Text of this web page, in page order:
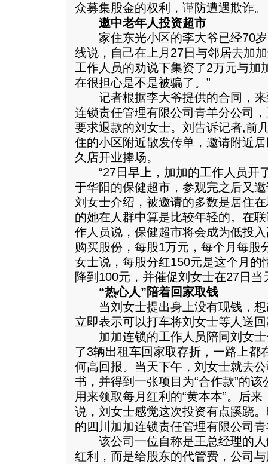
众募集股金的权利，谨防遭遇欺诈。
邀中老年人投资超市
家住东光小区的李大爷已经70岁
线说，自己在上月27日与邻居去加
工作人员的劝说下集资了2万元与加
在很担心是不是被骗了。”
记者根据李大爷提供的合同，来
连锁责任管理有限公司青羊分公司
要求退款的刘女士。刘告诉记者,前
住的小区附近散发传单，邀请附近
久店开业捧场。
“27日早上，加加的工作人员开
于华阳的保健超市，参观完之后又
刘女士介绍，被邀请的多数是居住
的她在人群中算是比较年轻的。在
作人员说，保健超市将会成为低投
购买股份，每股1万元，每个月每股
女士说，每股分红150元是这个月的
降到100元，并催促刘女士在27日当
“热心人”陪着回家取钱
当刘女士提出身上没有现钱，想
立即表示可以打车将刘女士等人送
加加连锁的工作人员陪同刘女士
了3辆出租车回家取存折，一路上都
何高回报。当天下午，刘女士就去
书，并得到一张项目为“合作款”的
用来领取每月红利的“黄本本”。后
说，刘女士感觉这次投资有点蹊跷
的四川加加连锁责任管理有限公司
该公司一位自称是王总经理的人
红利，而是给股东的代管费，公司